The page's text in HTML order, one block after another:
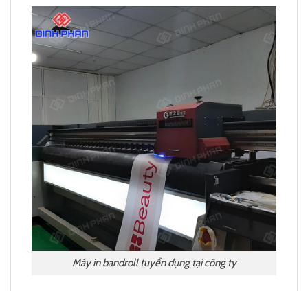
Máy in bandroll tuyển dụng tại công ty